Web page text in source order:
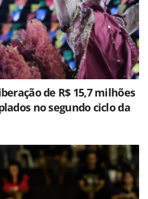
de R$ 15,7 milhões
no segundo ciclo da